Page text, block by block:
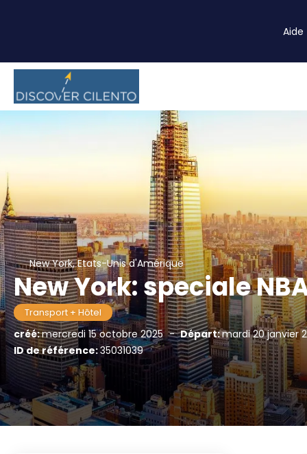
Aide
New York, Etats-Unis d'Amérique
New York: speciale
Transport + Hôtel
créé:mercredi 15 octobre 2025 - Départ:mardi 20 janvier
ID de référence:35031039